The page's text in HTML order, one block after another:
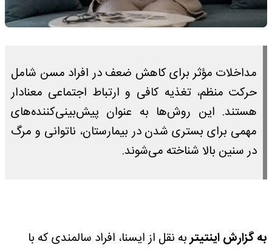
مداخلات مؤثر برای کاهش ضعف در افراد مسن شامل
حرکت منظم، تغذیه کافی و ارتباط اجتماعی معنادار
هستند. این روش‌ها به عنوان پیش‌بینی‌کننده‌های
مهمی برای بستری شدن در بیمارستان، ناتوانی و مرگ
در سنین بالا شناخته می‌شوند.
به گزارش اینتیتربه نقل از ایسنا، افراد سالمندی که با